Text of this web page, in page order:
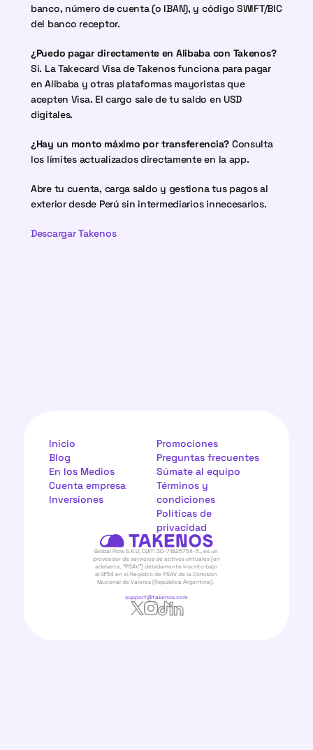
banco, número de cuenta (o IBAN), y código SWIFT/BIC
del banco receptor.
¿Puedo pagar directamente en Alibaba con Takenos?
Sí. La Takecard Visa de Takenos funciona para pagar
en Alibaba y otras plataformas mayoristas que
acepten Visa. El cargo sale de tu saldo en USD
digitales.
¿Hay un monto máximo por transferencia? Consulta
los límites actualizados directamente en la app.
Abre tu cuenta, carga saldo y gestiona tus pagos al
exterior desde Perú sin intermediarios innecesarios.
Descargar Takenos
Global Flow S.A.U, CUIT: 30-71825754-5., es un
proveedor de servicios de activos virtuales (en
adelante, “PSAV”) debidamente inscrito bajo
el N°54 en el Registro de PSAV de la Comisión
Nacional de Valores (República Argentina).
support@takenos.com
Inicio
Blog
En los Medios
Cuenta empresa
Inversiones
Promociones
Preguntas frecuentes
Súmate al equipo
Términos y
condiciones
Políticas de
privacidad